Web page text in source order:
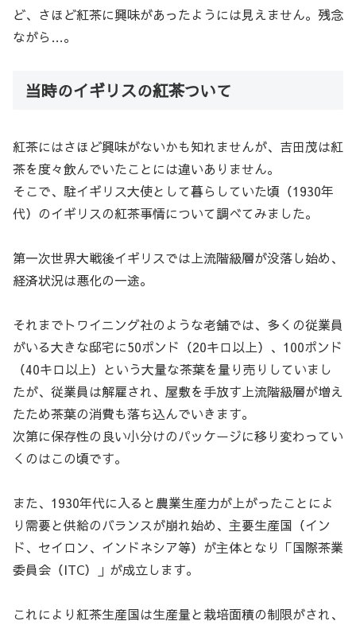
ど、さほど紅茶に興味があったようには見えません。残念
ながら…。
当時のイギリスの紅茶ついて
紅茶にはさほど興味がないかも知れませんが、吉田茂は紅
茶を度々飲んでいたことには違いありません。
そこで、駐イギリス大使として暮らしていた頃（1930年
代）のイギリスの紅茶事情について調べてみました。
第一次世界大戦後イギリスでは上流階級層が没落し始め、
経済状況は悪化の一途。
それまでトワイニング社のような老舗では、多くの従業員
がいる大きな邸宅に50ポンド（20キロ以上）、100ポンド
（40キロ以上）という大量な茶葉を量り売りしていまし
たが、従業員は解雇され、屋敷を手放す上流階級層が増え
たため茶葉の消費も落ち込んでいきます。
次第に保存性の良い小分けのパッケージに移り変わってい
くのはこの頃です。
また、1930年代に入ると農業生産力が上がったことによ
り需要と供給のバランスが崩れ始め、主要生産国（イン
ド、セイロン、インドネシア等）が主体となり「国際茶業
委員会（ITC）」が成立します。
これにより紅茶生産国は生産量と栽培面積の制限がされ、